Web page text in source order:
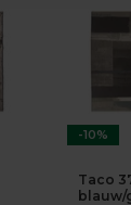
-10%
Taco
blauw/